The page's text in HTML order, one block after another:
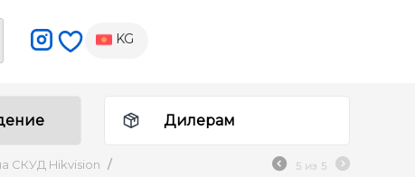
KG
Дилерам
СКУД Hikvision /
5 из 5